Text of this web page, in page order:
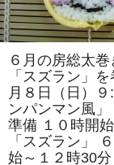
ヘ
ル
シ
ー
ク
ッ
キ
ン
グ・
房
総
太
巻
き
６月の房総太
「スズラン」
月８日（日）
ンパンマン風
準備 １０時開
「スズラン」
始～１２時30